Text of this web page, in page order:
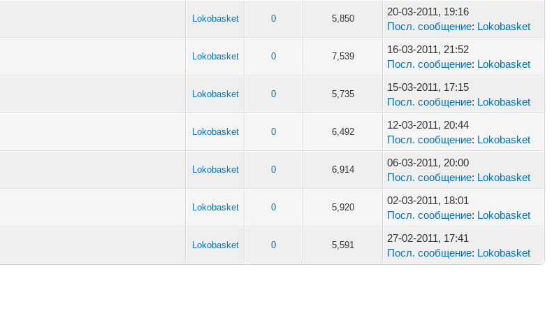
Lokobasket 0 5,850
20-03-2011, 19:16
Посл. сообщение: Lokobasket
Lokobasket 0 7,539
16-03-2011, 21:52
Посл. сообщение: Lokobasket
Lokobasket 0 5,735
15-03-2011, 17:15
Посл. сообщение: Lokobasket
Lokobasket 0 6,492
12-03-2011, 20:44
Посл. сообщение: Lokobasket
Lokobasket 0 6,914
06-03-2011, 20:00
Посл. сообщение: Lokobasket
Lokobasket 0 5,920
02-03-2011, 18:01
Посл. сообщение: Lokobasket
Lokobasket 0 5,591
27-02-2011, 17:41
Посл. сообщение: Lokobasket